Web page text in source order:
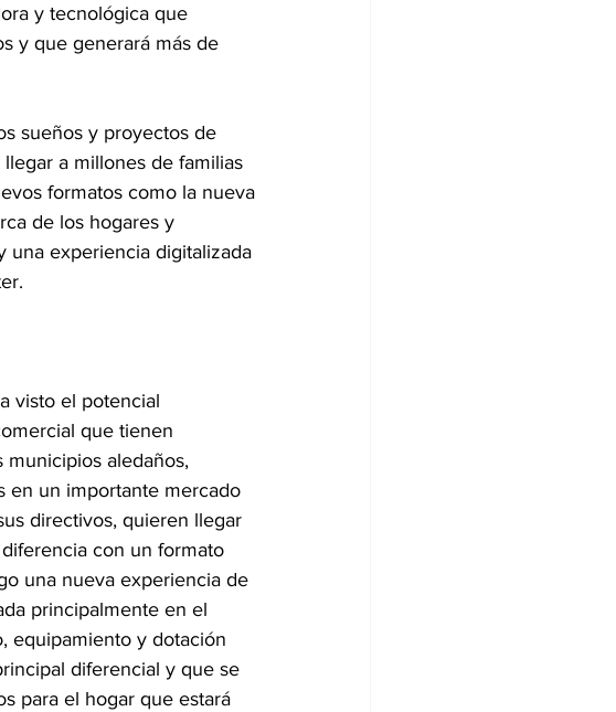
y tecnológica que
y que generará más de
sueños y proyectos de
a millones de familias
formatos como la nueva
de los hogares y
una experiencia digitalizada
visto el potencial
que tienen
municipios aledaños,
en un importante mercado
directivos, quieren llegar
con un formato
una nueva experiencia de
principalmente en el
equipamiento y dotación
diferencial y que se
para el hogar que estará